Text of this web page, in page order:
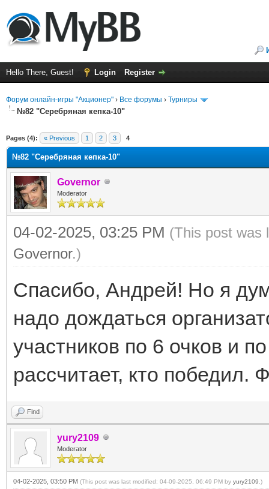
Hello There, Guest! Login Register
Форум онлайн-игры "Акционер" › Все форумы › Турниры
№82 "Серебряная кепка-10"
Pages (4): « Previous 1 2 3 4
№82 "Серебряная кепка-10"
Governor
Moderator
04-02-2025, 03:25 PM (This post was
Governor.)
Спасибо, Андрей! Но я
надо дождаться
участников по 6 очков и
рассчитает, кто
Find
yury2109
Moderator
04-02-2025, 03:50 PM (This post was last modified: 04-09-2025, 06:49 PM by yury2109 .)